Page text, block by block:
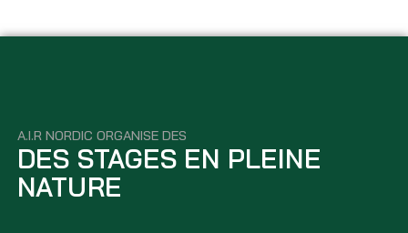
A.I.R NORDIC ORGANISE DES
DES STAGES EN PLEINE
NATURE